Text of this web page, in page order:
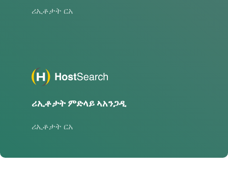
ሪኢቶታት ርአ
ሪኢቶታት ምድላይ ኣአንጋዲ
ሪኢቶታት ርአ